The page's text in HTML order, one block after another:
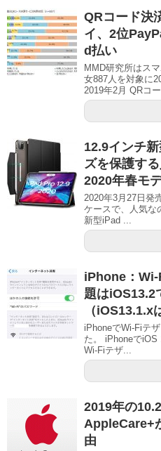
QRコード決
イ、2位
d払い
MMD研究所はス
女887人を対象に
2019年2月 QRコ
12.9インチ
ズを保護す
2020年春モ
2020年3月27日発
ケースで、人気な
新型iPad ...
iPhone：Wi-
題はiOS13.2
（iOS13.1.x
iPhoneでWi-Fiテ
た。 iPhoneでiOS
Wi-Fiテザ...
2019年の
AppleCare+
由